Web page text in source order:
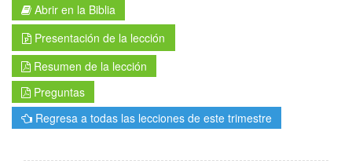
Abrir en la Biblia
Presentación de la lección
Resumen de la lección
Preguntas
Regresa a todas las lecciones de este trimestre